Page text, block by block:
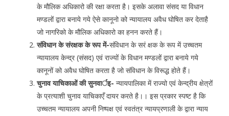
के मौलिक अधिकारो की रक्षा करता है। इसके अलावा संसद या विधान
मण्डलों द्वारा बनाये गये ऐसे कानूनो को न्यायालय अवैध घोषित कर देताहै
जो नागरिको के मौलिक अधिकारो का हनन करते हैं।
संविधान के संरक्षक के रूप में-संविधान के सरं क्षक के रूप में उच्चतम
न्यायालय केन्द्र (संसद) एवं राज्यों के विधान मण्डलों द्वारा बनाये गये
कानूनों को अवैध घोषित करता है जो संविधान के विरूद्ध होते हैं।
चुनाव याचिकाओं की सुनवार्इ- न्यायपालिका में राज्यो एवं केन्द्रीय क्षेत्रों
के प्रत्याशी चुनाव याचिकाएँ दायर करते है।। इस प्रकार स्पष्ट है कि
उच्चतम न्यायालय अपनी निष्पक्ष एवं स्वतंत्र न्यायप्रणाली के द्वारा न्याय